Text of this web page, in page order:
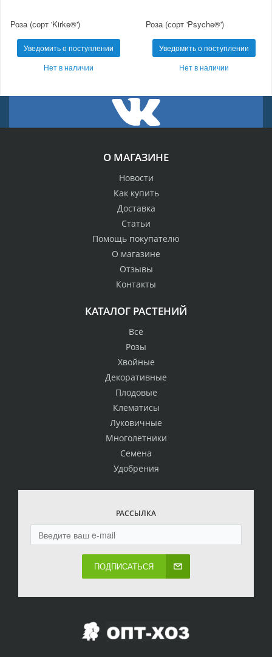
Роза (сорт 'Kirke®')
Уведомить о поступлении
Нет в наличии
Роза (сорт 'Psyche®')
Уведомить о поступлении
Нет в наличии
О МАГАЗИНЕ
Новости
Как купить
Доставка
Статьи
Помощь покупателю
О магазине
Отзывы
Контакты
КАТАЛОГ РАСТЕНИЙ
Всё
Розы
Хвойные
Декоративные
Плодовые
Клематисы
Луковичные
Многолетники
Семена
Удобрения
РАССЫЛКА
ПОДПИСАТЬСЯ